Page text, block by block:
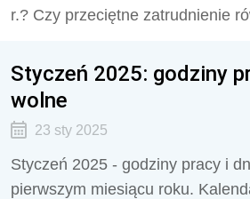
r.? Czy przeciętne zatrudnienie
Styczeń 2025: godziny
wolne
23 sty 2025
Styczeń 2025 - godziny pracy i
pierwszym miesiącu roku.